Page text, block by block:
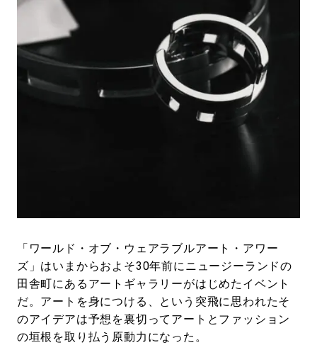
「ワールド・オブ・ウェアラブルアート・アワー
ズ」はいまからおよそ30年前にニュージーランドの
田舎町にあるアートギャラリーがはじめたイベント
だ。アートを身につける、という突飛に思われたそ
のアイデアは予想を裏切ってアートとファッション
の垣根を取り払う原動力になった。